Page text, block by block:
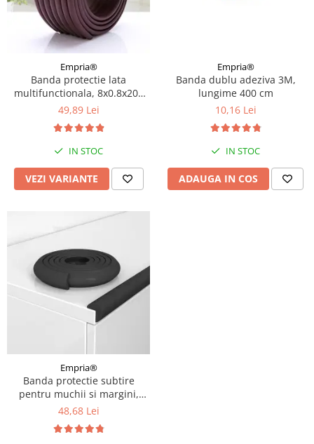
Empria®
Banda protectie lata
multifunctionala, 8x0.8x200
cm, Diverse culori
49,89 Lei
IN STOC
VEZI VARIANTE
Empria®
Banda dublu adeziva 3M,
lungime 400 cm
10,16 Lei
IN STOC
ADAUGA IN COS
Empria®
Banda protectie subtire
pentru muchii si margini,
2.3x0.9x200 cm, Diverse culori
48,68 Lei